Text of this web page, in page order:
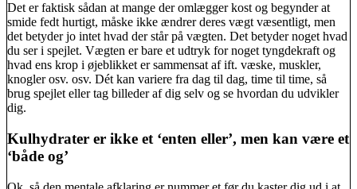
Det er faktisk sådan at mange der omlægger kost og begynder at
smide fedt hurtigt, måske ikke ændrer deres vægt væsentligt, men
det betyder jo intet hvad der står på vægten. Det betyder noget hvad
du ser i spejlet. Vægten er bare et udtryk for noget tyngdekraft og
hvad ens krop i øjeblikket er sammensat af ift. væske, muskler,
knogler osv. osv. Dét kan variere fra dag til dag, time til time, så
brug spejlet eller tag billeder af dig selv og se hvordan du udvikler
dig.
Kulhydrater er ikke et ‘enten eller’, men kan være et
‘både og’